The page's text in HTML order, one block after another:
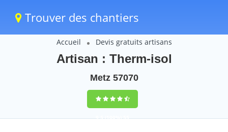
Trouver des chantiers
Accueil Devis gratuits artisans
Artisan : Therm-isol
Metz 57070
9,5(100%)55